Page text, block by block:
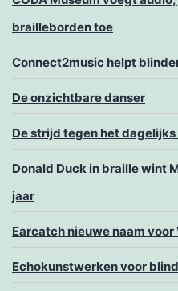
brailleborden toe
Connect2music helpt
De onzichtbare danser
De strijd tegen het dagelijks
Donald Duck in braille wint
jaar
Earcatch nieuwe naam voor
Echokunstwerken voor